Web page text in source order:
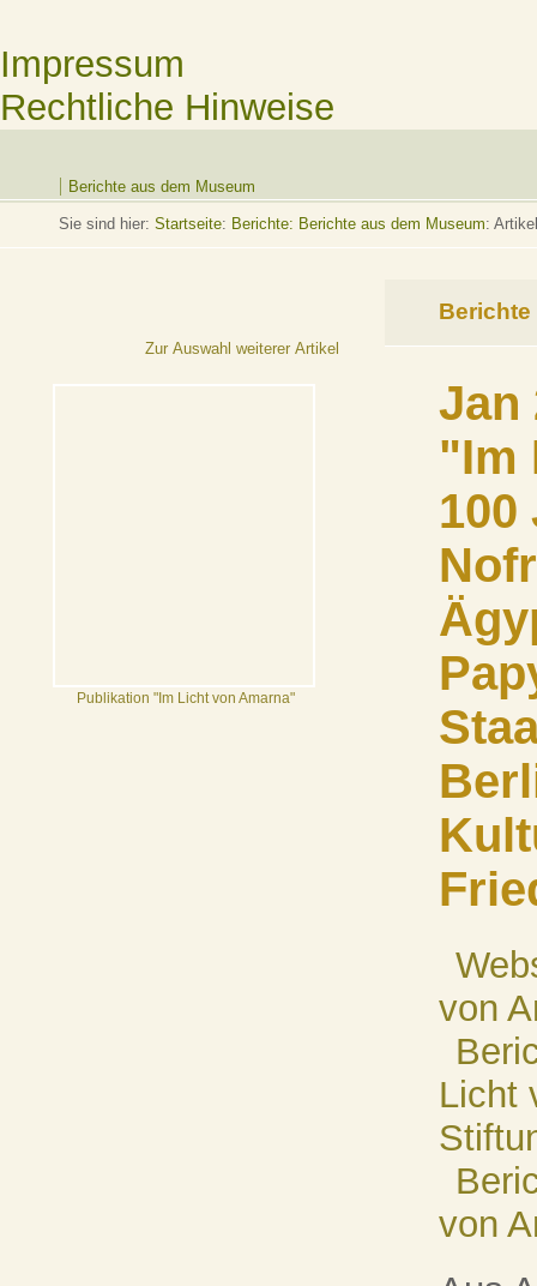
Impressum
Rechtliche Hinweise
Berichte aus dem Museum
Sie sind hier: Startseite: Berichte: Berichte aus dem Museum: Artikel
Zur Auswahl weiterer Artikel
Publikation "Im Licht von Amarna"
Berichte
Jan
"Im
100
von
Licht
von